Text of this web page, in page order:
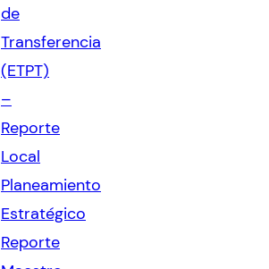
de
Transferencia
(ETPT)
–
Reporte
Local
Planeamiento
Estratégico
Reporte